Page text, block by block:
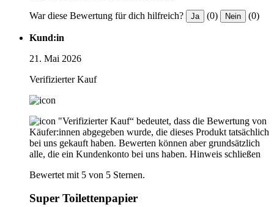
War diese Bewertung für dich hilfreich? Ja (0) Nein (0)
Kund:in
21. Mai 2026
Verifizierter Kauf
"Verifizierter Kauf“ bedeutet, dass die Bewertung von
Käufer:innen abgegeben wurde, die dieses Produkt tatsächlich
bei uns gekauft haben. Bewerten können aber grundsätzlich
alle, die ein Kundenkonto bei uns haben. Hinweis schließen
Bewertet mit 5 von 5 Sternen.
Super Toilettenpapier